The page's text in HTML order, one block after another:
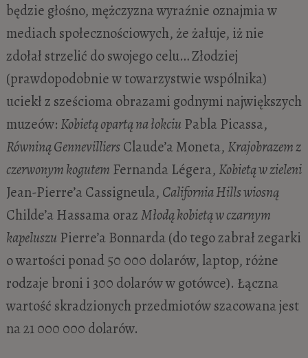
będzie głośno, mężczyzna wyraźnie oznajmia w
mediach społecznościowych, że żałuje, iż nie
zdołał strzelić do swojego celu… Złodziej
(prawdopodobnie w towarzystwie wspólnika)
uciekł z sześcioma obrazami godnymi największych
muzeów: Kobietą opartą na łokciu Pabla Picassa,
Równiną GennevilliersClaude’a Moneta, Krajobrazem z
czerwonym kogutem Fernanda Légera, Kobietą w zieleni
Jean-Pierre’a Cassigneula, California Hills wiosną
Childe’a Hassama orazMłodą kobietą w czarnym
kapeluszu Pierre’a Bonnarda (do tego zabrał zegarki
o wartości ponad 50 000 dolarów, laptop, różne
rodzaje broni i 300 dolarów w gotówce). Łączna
wartość skradzionych przedmiotów szacowana jest
na 21 000 000 dolarów.